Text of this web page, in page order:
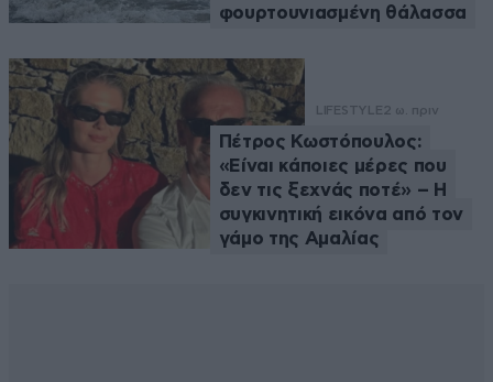
φουρτουνιασμένη θάλασσα
LIFESTYLE2 ω. πριν
Πέτρος Κωστόπουλος:
«Είναι κάποιες μέρες που
δεν τις ξεχνάς ποτέ» – Η
συγκινητική εικόνα από τον
γάμο της Αμαλίας